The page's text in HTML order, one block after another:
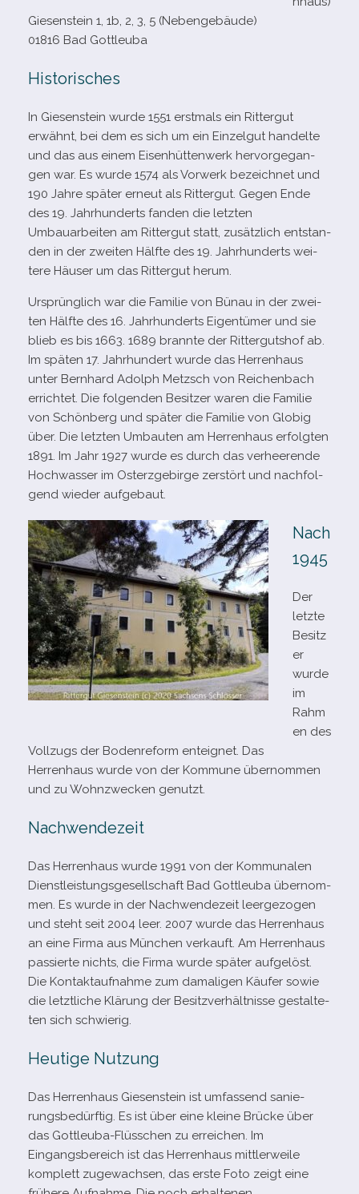
Giesenstein 1, 1b, 2, 3, 5 (Nebengebäude)
01816 Bad Gottleuba
Historisches
In Giesenstein wurde 1551 erst­mals ein Rittergut
erwähnt, bei dem es sich um ein Einzelgut han­delte
und das aus einem Eisenhüttenwerk her­vor­ge­gan­
gen war. Es wurde 1574 als Vorwerk bezeich­net und
190 Jahre spä­ter erneut als Rittergut. Gegen Ende
des 19. Jahrhunderts fan­den die letz­ten
Umbauarbeiten am Rittergut statt, zusätz­lich ent­stan­
den in der zwei­ten Hälfte des 19. Jahrhunderts wei­
tere Häuser um das Rittergut herum.
Ursprünglich war die Familie von Bünau in der zwei­
ten Hälfte des 16. Jahrhunderts Eigentümer und sie
blieb es bis 1663. 1689 brannte der Rittergutshof ab.
Im spä­ten 17. Jahrhundert wurde das Herrenhaus
unter Bernhard Adolph Metzsch von Reichenbach
errich­tet. Die fol­gen­den Besitzer waren die Familie
von Schönberg und spä­ter die Familie von Globig
über. Die letz­ten Umbauten am Herrenhaus erfolg­ten
1891. Im Jahr 1927 wurde es durch das ver­hee­rende
Hochwasser im Osterzgebirge zer­stört und nach­fol­
gend wie­der aufgebaut.
Nach
1945
Der
letzte
Besitz
er
wurde
im
Rahm
en des
Vollzugs der Bodenreform ent­eig­net. Das
Herrenhaus wurde von der Kommune über­nom­men
und zu Wohnzwecken genutzt.
Nachwendezeit
Das Herrenhaus wurde 1991 von der Kommunalen
Dienstleistungsgesellschaft Bad Gottleuba über­nom­
men. Es wurde in der Nachwendezeit leer­ge­zo­gen
und steht seit 2004 leer. 2007 wurde das Herrenhaus
an eine Firma aus München ver­kauft. Am Herrenhaus
pas­sierte nichts, die Firma wurde spä­ter auf­ge­löst.
Die Kontaktaufnahme zum dama­li­gen Käufer sowie
die letzt­li­che Klärung der Besitzverhältnisse gestal­te­
ten sich schwierig.
Heutige Nutzung
Das Herrenhaus Giesenstein ist umfas­send sanie­
rungs­be­dürf­tig. Es ist über eine kleine Brücke über
das Gottleuba-​Flüsschen zu errei­chen. Im
Eingangsbereich ist das Herrenhaus mitt­ler­weile
kom­plett zuge­wach­sen, das erste Foto zeigt eine